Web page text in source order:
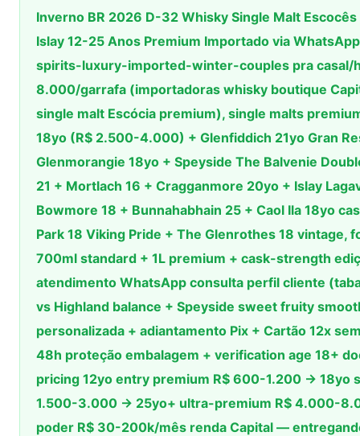
Inverno BR 2026 D-32 Whisky Single Malt
Islay 12-25 Anos Premium Importado via
spirits-luxury-imported-winter-couples pra casal/
8.000/garrafa (importadoras whisky boutique
single malt Escócia premium), single malts
18yo (R$ 2.500-4.000) + Glenfiddich 21yo Gran
Glenmorangie 18yo + Speyside The Balvenie
21 + Mortlach 16 + Cragganmore 20yo + Islay
Bowmore 18 + Bunnahabhain 25 + Caol Ila 18yo
Park 18 Viking Pride + The Glenrothes 18 vintage,
700ml standard + 1L premium + cask-strength
atendimento WhatsApp consulta perfil cliente
vs Highland balance + Speyside sweet fruity
personalizada + adiantamento Pix + Cartão 12x
48h proteção embalagem + verification age 18+
pricing 12yo entry premium R$ 600-1.200 → 18yo
1.500-3.000 → 25yo+ ultra-premium R$ 4.000-
poder R$ 30-200k/mês renda Capital —